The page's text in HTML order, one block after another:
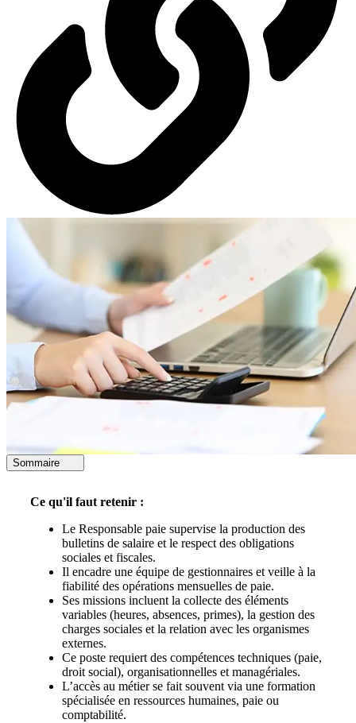
Sommaire
Ce qu'il faut retenir :
Le Responsable paie supervise la production des
bulletins de salaire et le respect des obligations
sociales et fiscales.
Il encadre une équipe de gestionnaires et veille à la
fiabilité des opérations mensuelles de paie.
Ses missions incluent la collecte des éléments
variables (heures, absences, primes), la gestion des
charges sociales et la relation avec les organismes
externes.
Ce poste requiert des compétences techniques (paie,
droit social), organisationnelles et managériales.
L’accès au métier se fait souvent via une formation
spécialisée en ressources humaines, paie ou
comptabilité.